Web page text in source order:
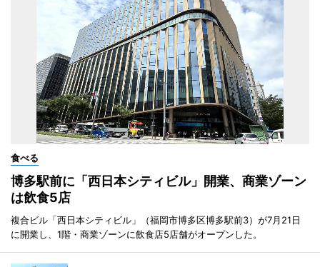
食べる
博多駅前に「西日本シティビル」開業、商業ゾーン
は飲食5店
複合ビル「西日本シティビル」（福岡市博多区博多駅前3）が7月21日
に開業し、1階・商業ゾーンに飲食店5店舗がオープンした。